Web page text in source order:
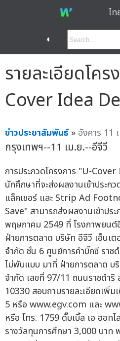
ไท
◐
รายละเอียดโคร
Cover Idea
ข่าวประชาสัมพันธ์ » อังคาร 11
กรุงเทพฯ--11 เม.ย.--อีจีวี
การประกวดโครงการ "U-
นักศึกษาที่จะส่งผลงานเข้าประก
แล็คเชอร์ และ Strip Ad
Save" สามารถส่งผลงานเข้าปร
พฤษภาคม 2549 ที่ โรงภาพยนต์
ฝ่ายการตลาด บริษัท อีจีวี เอ็นเ
จำกัด ชั้น 6 ศูนย์การค้าบิ๊กซี ราช
ไม่พับแบบ มาที่ ฝ่ายการตลาด บ
จำกัด เลขที่ 97/11 ถนนราชดำ
10330 สอบถามรายละเอียดเพิ่
5 หรือ www.egv.com และ
หรือ โทร. 1759 ดั๊บเบิ้ล เอ ฮอทไ
รางวัลทุนการศึกษา 3,000 บา